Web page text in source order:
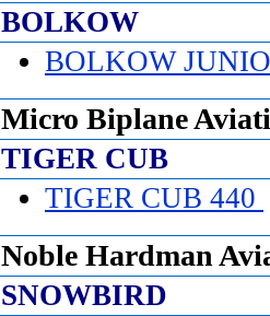
BOLKOW
BOLKOW
Micro Biplane
TIGER CUB
TIGER CUB 440
Noble Hardman
SNOWBIRD